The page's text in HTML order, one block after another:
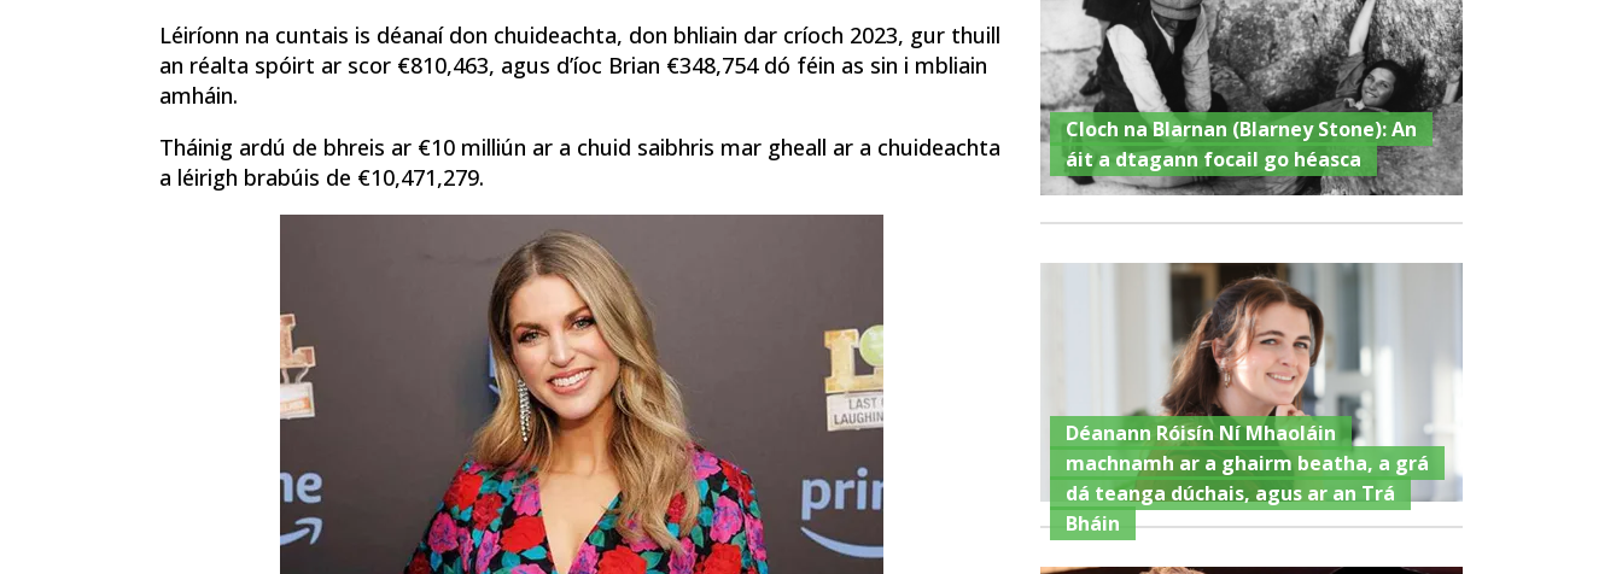
Léiríonn na cuntais is déanaí don chuideachta, don bhliain dar críoch 2023, gur thuill
an réalta spóirt ar scor €810,463, agus d’íoc Brian €348,754 dó féin as sin i mbliain
amháin.
Tháinig ardú de bhreis ar €10 milliún ar a chuid saibhris mar gheall ar a chuideachta
a léirigh brabúis de €10,471,279.
Cloch na Blarnan (Blarney Stone): An
áit a dtagann focail go héasca
Déanann Róisín Ní Mhaoláin
machnamh ar a ghairm beatha, a grá
dá teanga dúchais, agus ar an Trá
Bháin